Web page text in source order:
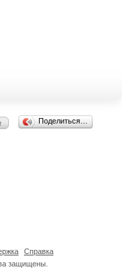
Поделиться…
защищены.
Справка